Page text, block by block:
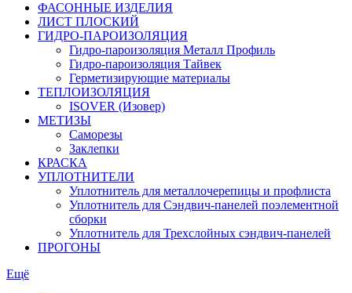
ФАСОННЫЕ ИЗДЕЛИЯ
ЛИСТ ПЛОСКИЙ
ГИДРО-ПАРОИЗОЛЯЦИЯ
Гидро-пароизоляция Металл Профиль
Гидро-пароизоляция Тайвек
Герметизирующие материалы
ТЕПЛОИЗОЛЯЦИЯ
ISOVER (Изовер)
МЕТИЗЫ
Саморезы
Заклепки
КРАСКА
УПЛОТНИТЕЛИ
Уплотнитель для металлочерепицы и профлиста
Уплотнитель для Сэндвич-панелей поэлементной
сборки
Уплотнитель для Трехслойных сэндвич-панелей
ПРОГОНЫ
Ещё